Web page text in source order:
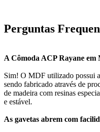
Perguntas
A Cômoda ACP Rayane em
Sim! O MDF utilizado possui
sendo fabricado através de
de madeira com resinas
e estável.
As gavetas abrem com